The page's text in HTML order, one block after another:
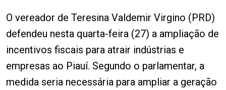
O vereador de Teresina Valdemir Virgino (PRD)
defendeu nesta quarta-feira (27) a ampliação de
incentivos fiscais para atrair indústrias e
empresas ao Piauí. Segundo o parlamentar, a
medida seria necessária para ampliar a geração